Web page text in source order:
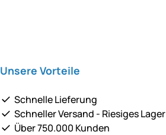
Unsere Vorteile
Schnelle Lieferung
Schneller Versand - Riesiges Lager
Über 750.000 Kunden